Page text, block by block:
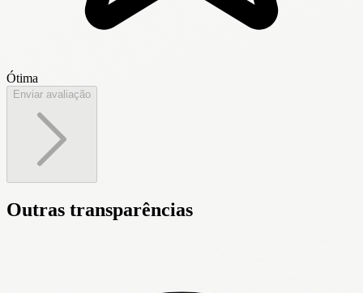
Ótima
Enviar avaliação
Outras transparências